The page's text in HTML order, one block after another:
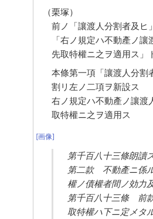
（栗塚）
前ノ「讓渡人分割者及ヒ
「右ノ規定ハ不動產ノ讓
先取特權ニ之ヲ適用ス」
本條第一項「讓渡人分割
割リ左ノ二項ヲ新設ス
右ノ規定ハ不動產ノ讓渡
取特權ニ之ヲ適用ス
[画像]
第千百八十三條朗讀
第二款　不動產ニ係
權ノ債權者間ノ効力
第千百八十三條　前
取特權ハ下ニ定メタ